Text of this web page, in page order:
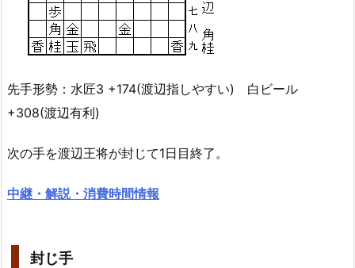
先手形勢：水匠3 +174(渡辺指しやすい) 白ビール
+308(渡辺有利)
次の手を渡辺王将が封じて1日目終了。
中継・解説・消費時間情報
封じ手